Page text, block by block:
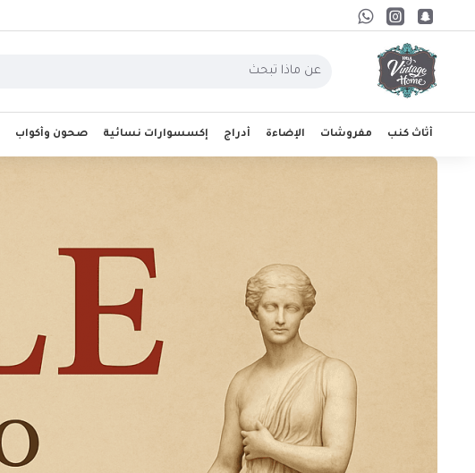
أثاث كنب مفروشات الإضاءة أدراج إكسسوارات نسائية صحون وأكواب